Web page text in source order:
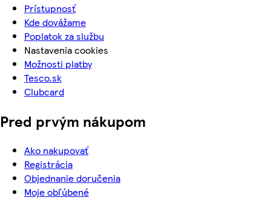
Prístupnosť
Kde dovážame
Poplatok za službu
Nastavenia cookies
Možnosti platby
Tesco.sk
Clubcard
Pred prvým nákupom
Ako nakupovať
Registrácia
Objednanie doručenia
Moje obľúbené